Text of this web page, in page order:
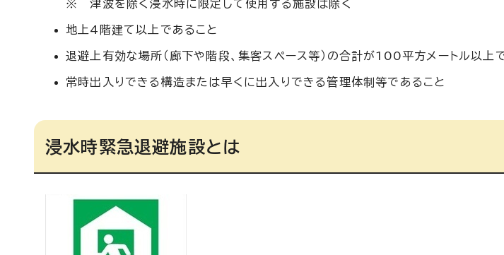
※ 津波を除く浸水時に限定して使用する施設は除く
地上4階建て以上であること
退避上有効な場所（廊下や階段、集客スペース等）の合計が100平方メートル以上
常時出入りできる構造または早くに出入りできる管理体制等であること
浸水時緊急退避施設とは